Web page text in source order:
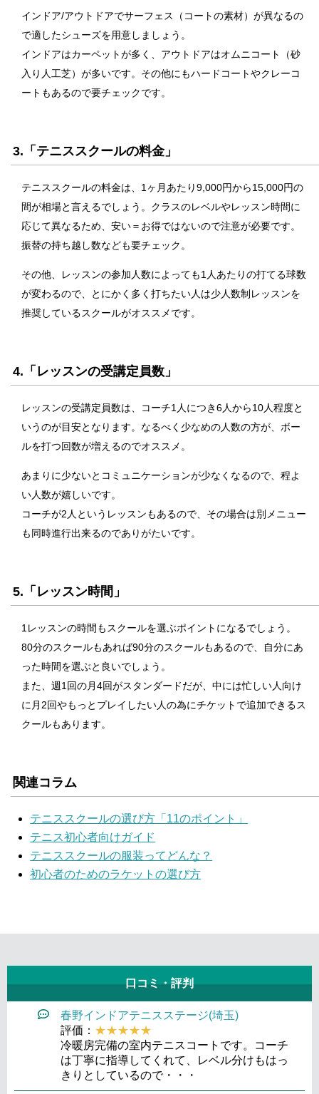
インドア/アウトドアでサーフェス（コートの素材）が異なるの
で適したシューズを用意しましょう。
インドアはカーペットが多く、アウトドアはオムニコート（砂
入り人工芝）が多いです。その他にもハードコートやクレーコ
ートもあるので要チェックです。
3.「テニススクールの料金」
テニススクールの料金は、1ヶ月あたり9,000円から15,000円の
間が相場と言えるでしょう。クラスのレベルやレッスン時間に
応じて異なるため、安い＝お得ではないので注意が必要です。
振替の持ち越し数なども要チェック。
その他、レッスンの参加人数によっても1人あたりの打てる球数
が変わるので、とにかく多く打ちたい人は少人数制レッスンを
推奨しているスクールがオススメです。
4.「レッスンの受講定員数」
レッスンの受講定員数は、コーチ1人につき6人から10人程度と
いうのが目安となります。なるべく少なめの人数の方が、ボー
ルを打つ回数が増えるのでオススメ。
あまりに少ないとコミュニケーションが少なくなるので、程よ
い人数が嬉しいです。
コーチが2人というレッスンもあるので、その場合は別メニュー
も同時進行出来るのでありがたいです。
5.「レッスン時間」
1レッスンの時間もスクールを選ぶポイントになるでしょう。
80分のスクールもあれば90分のスクールもあるので、自分にあ
った時間を選ぶと良いでしょう。
また、週1回の月4回がスタンダードだが、中には忙しい人向け
に月2回やもっとプレイしたい人の為にチケットで追加できるス
クールもあります。
関連コラム
テニススクールの選び方「11のポイント」
テニス初心者向けガイド
テニススクールの服装ってどんな？
初心者のためのラケットの選び方
口コミ・評判
春野インドアテニスステージ(埼玉)
評価： ★★★★★
冷暖房完備の室内テニスコートです。コーチ
は丁寧に指導してくれて、レベル分けもはっ
きりとしているので・・・